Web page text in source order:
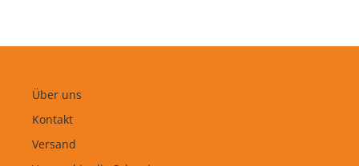
Über uns
Kontakt
Versand